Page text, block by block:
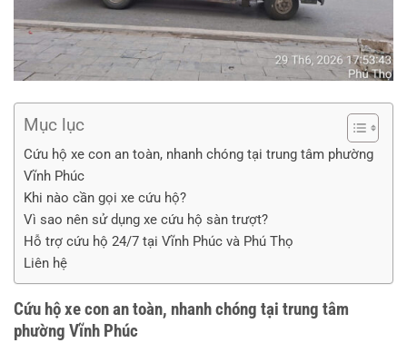
Mục lục
Cứu hộ xe con an toàn, nhanh chóng tại trung tâm phường
Vĩnh Phúc
Khi nào cần gọi xe cứu hộ?
Vì sao nên sử dụng xe cứu hộ sàn trượt?
Hỗ trợ cứu hộ 24/7 tại Vĩnh Phúc và Phú Thọ
Liên hệ
Cứu hộ xe con an toàn, nhanh chóng tại trung tâm
phường Vĩnh Phúc